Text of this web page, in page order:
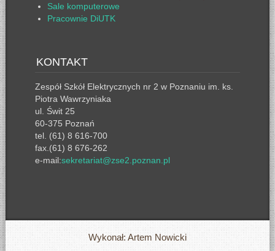
Sale komputerowe
Pracownie DiUTK
KONTAKT
Zespół Szkół Elektrycznych nr 2 w Poznaniu im. ks.
Piotra Wawrzyniaka
ul. Świt 25
60-375 Poznań
tel. (61) 8 616-700
fax.(61) 8 676-262
e-mail:sekretariat@zse2.poznan.pl
Wykonał: Artem Nowicki